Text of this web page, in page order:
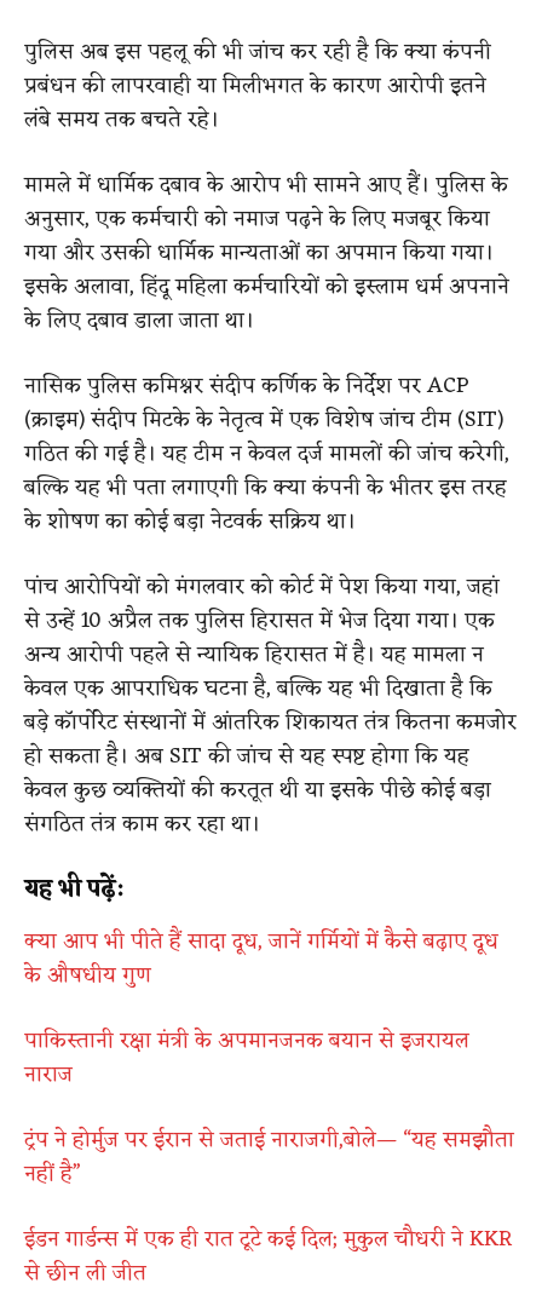
पुलिस अब इस पहलू की भी जांच कर रही है कि क्या कंपनी
प्रबंधन की लापरवाही या मिलीभगत के कारण आरोपी इतने
लंबे समय तक बचते रहे।
मामले में धार्मिक दबाव के आरोप भी सामने आए हैं। पुलिस के
अनुसार, एक कर्मचारी को नमाज पढ़ने के लिए मजबूर किया
गया और उसकी धार्मिक मान्यताओं का अपमान किया गया।
इसके अलावा, हिंदू महिला कर्मचारियों को इस्लाम धर्म अपनाने
के लिए दबाव डाला जाता था।
नासिक पुलिस कमिश्नर संदीप कर्णिक के निर्देश पर ACP
(क्राइम) संदीप मिटके के नेतृत्व में एक विशेष जांच टीम (SIT)
गठित की गई है। यह टीम न केवल दर्ज मामलों की जांच करेगी,
बल्कि यह भी पता लगाएगी कि क्या कंपनी के भीतर इस तरह
के शोषण का कोई बड़ा नेटवर्क सक्रिय था।
पांच आरोपियों को मंगलवार को कोर्ट में पेश किया गया, जहां
से उन्हें 10 अप्रैल तक पुलिस हिरासत में भेज दिया गया। एक
अन्य आरोपी पहले से न्यायिक हिरासत में है। यह मामला न
केवल एक आपराधिक घटना है, बल्कि यह भी दिखाता है कि
बड़े कॉर्पोरेट संस्थानों में आंतरिक शिकायत तंत्र कितना कमजोर
हो सकता है। अब SIT की जांच से यह स्पष्ट होगा कि यह
केवल कुछ व्यक्तियों की करतूत थी या इसके पीछे कोई बड़ा
संगठित तंत्र काम कर रहा था।
यह भी पढ़ें:
क्या आप भी पीते हैं सादा दूध, जानें गर्मियों में कैसे बढ़ाए दूध
के औषधीय गुण
पाकिस्तानी रक्षा मंत्री के अपमानजनक बयान से इजरायल
नाराज
ट्रंप ने होर्मुज पर ईरान से जताई नाराजगी,बोले— “यह समझौता
नहीं है”
ईडन गार्डन्स में एक ही रात टूटे कई दिल; मुकुल चौधरी ने KKR
से छीन ली जीत